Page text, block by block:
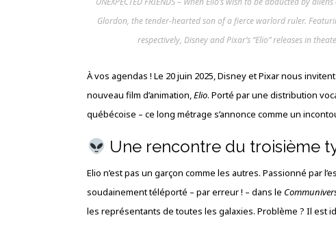
Glordon, the tender-hearted son of a fierce warlord ruler.
respectively, Disney and Pixar’s “Elio” releases in
À vos agendas ! Le 20 juin 2025, Disney et Pixar nous
nouveau film d’animation,Elio. Porté par une distribution
québécoise – ce long métrage s’annonce comme un
Une rencontre du troisième
Elio n’est pas un garçon comme les autres. Passionné par
soudainement téléporté – par erreur ! – dans le
les représentants de toutes les galaxies. Problème ? Il est